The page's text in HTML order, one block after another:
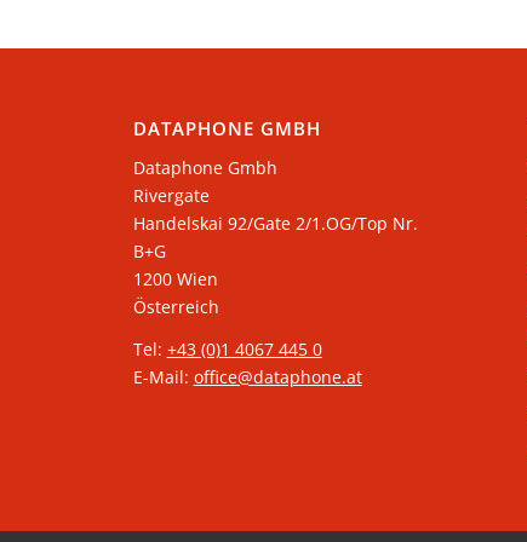
DATAPHONE GMBH
Dataphone Gmbh
Rivergate
​Handelskai 92/Gate 2/1.OG/Top Nr.
B+G
1200 Wien
Österreich
Tel: +43 (0)1 4067 445 0
E-Mail: office@dataphone.at